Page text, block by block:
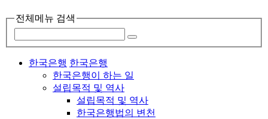
전체메뉴 검색
한국은행 한국은행
한국은행이 하는 일
설립목적 및 역사
설립목적 및 역사
한국은행법의 변천